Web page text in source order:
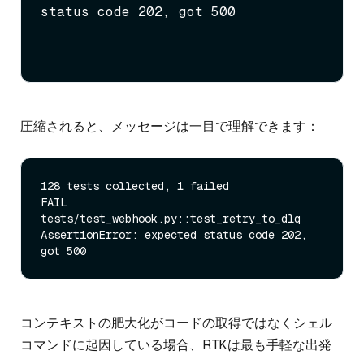
status code 202, got 500
圧縮されると、メッセージは一目で理解できます：
128 tests collected, 1 failed
FAIL
tests/test_webhook.py::test_retry_to_dlq
AssertionError: expected status code 202,
コンテキストの肥大化がコードの取得ではなくシェル
コマンドに起因している場合、RTKは最も手軽な出発